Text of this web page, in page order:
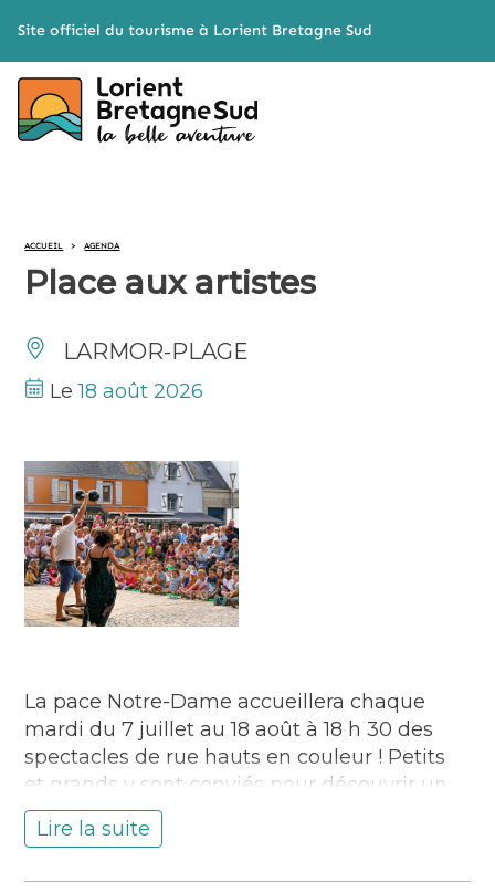
Site officiel du tourisme à Lorient Bretagne Sud
ACCUEIL > AGENDA
Place aux artistes
LARMOR-PLAGE
Le18 août 2026
La pace Notre-Dame accueillera chaque
mardi du 7 juillet au 18 août à 18 h 30 des
spectacles de rue hauts en couleur ! Petits
et grands y sont conviés pour découvrir un
univers éclectique.
Au programme du 18 août
Poésie, humour, émotions, suspens
Lire la suite